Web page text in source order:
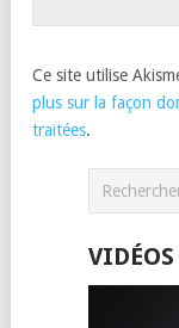
Ce site utilise
plus sur la façon
traitées.
VIDÉOS